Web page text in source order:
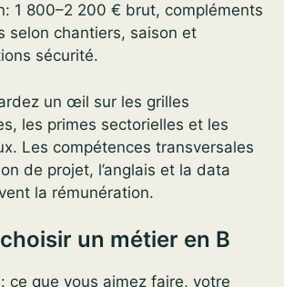
1 800–2 200 € brut, compléments
selon chantiers, saison et
sécurité.
un œil sur les grilles
les primes sectorielles et les
Les compétences transversales
de projet, l’anglais et la data
la rémunération.
un métier en B
ce que vous aimez faire, votre